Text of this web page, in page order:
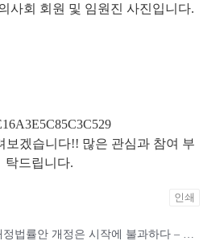
사회 회원 및 임원진 사진입니다.
보겠습니다!! 많은 관심과 참여 부
탁드립니다.
인쇄